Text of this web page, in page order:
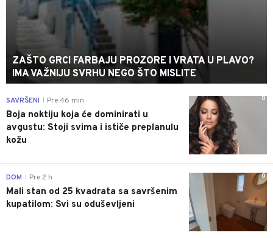
ZAŠTO GRCI FARBAJU PROZORE I VRATA U PLAVO?
IMA VAŽNIJU SVRHU NEGO ŠTO MISLITE
0
SAVRŠENI Pre 46 min
Boja noktiju koja će dominirati u
avgustu: Stoji svima i ističe preplanulu
kožu
0
DOM Pre 2 h
Mali stan od 25 kvadrata sa savršenim
kupatilom: Svi su oduševljeni